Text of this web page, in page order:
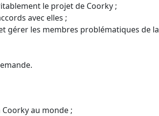
le projet de Coorky ;
avec elles ;
gérer les membres problématiques de la
au monde ;